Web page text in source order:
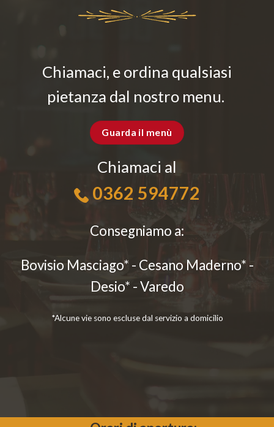
Chiamaci, e ordina qualsiasi
pietanza dal nostro menu.
Guarda il menù
Chiamaci al
0362 594772
Consegniamo a:
Bovisio Masciago* - Cesano Maderno* -
Desio* - Varedo
*Alcune vie sono escluse dal servizio a domicilio